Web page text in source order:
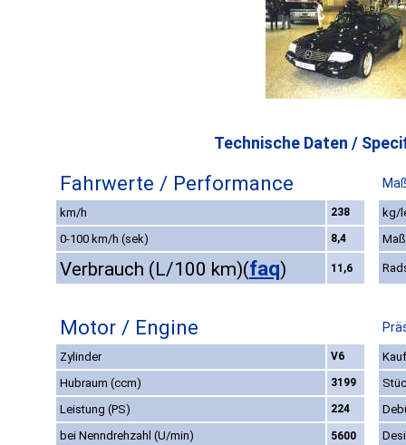
Technische Daten /
Fahrwerte / Performance
km/h 238
kg/
0-100 km/h (sek)
8,4
Verbrauch (L/100 km)(faq) 11,6
Motor / Engine
Zylinder V6
Hubraum (ccm)
3199
Leistung (PS)
224
bei Nenndrehzahl (U/min)
5600